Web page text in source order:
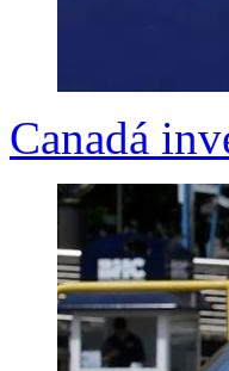
Canadá